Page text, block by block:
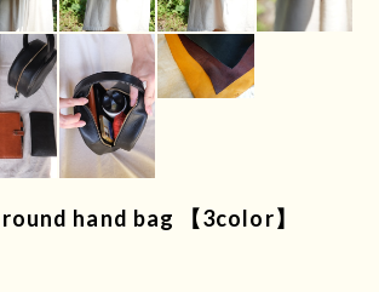
round hand bag 【3color】